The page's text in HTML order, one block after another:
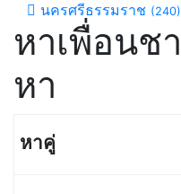
นครศรีธรรมราช (240)
หาเพื่อนช
หา